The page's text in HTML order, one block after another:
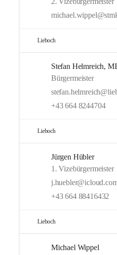
Lieboch
Stefan Helmreich,
Bürgermeister
+43 664 8244704
Lieboch
Jürgen Hübler
1. Vizebürgermeister
+43 664 88416432
Lieboch
Michael Wippel